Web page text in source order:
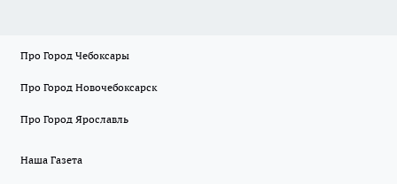
Про Город Чебоксары
Про Город Новочебоксарск
Про Город Ярославль
Наша Газета